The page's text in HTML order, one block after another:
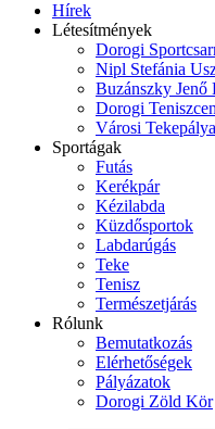
Hírek
Létesítmények
Dorogi
Nipl Stefánia
Buzánszky Jenő
Dorogi
Városi Tekepálya
Sportágak
Futás
Kerékpár
Kézilabda
Küzdősportok
Labdarúgás
Teke
Tenisz
Természetjárás
Rólunk
Bemutatkozás
Elérhetőségek
Pályázatok
Dorogi Zöld Kör